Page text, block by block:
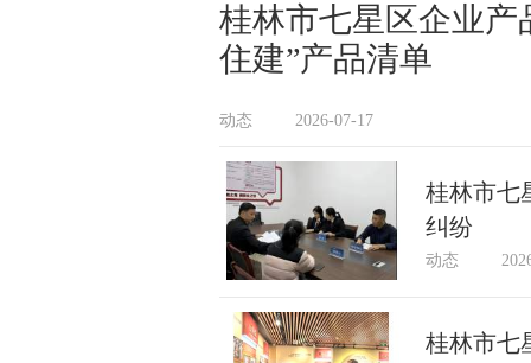
桂林市七星区企业产
住建”产品清单
动态 2026-07-17
桂林市七
纠纷
动态
桂林市七